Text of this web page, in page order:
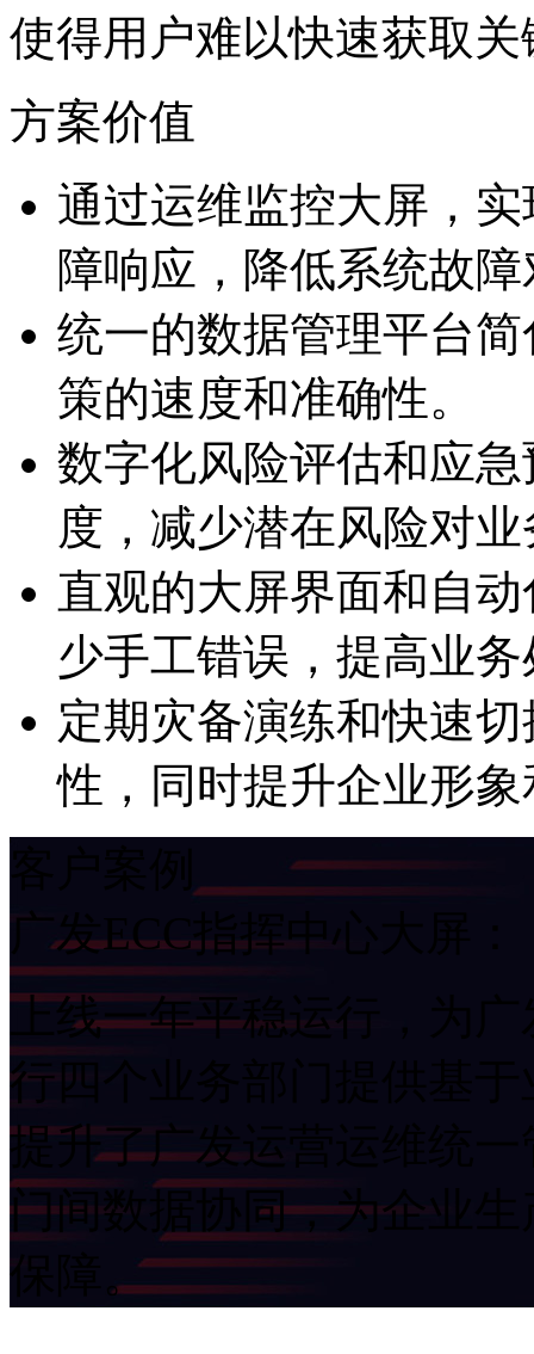
使得用户难以快速获取
方案价值
通过运维监控大屏
障响应，降低系统故
统一的数据管理平台简
策的速度和准确性。
数字化风险评估和应
度，减少潜在风险对
直观的大屏界面和自动
少手工错误，提高业
定期灾备演练和快速
性，同时提升企业形
广发ECC指挥中心大屏：
上线一年平稳运行，为
行四个业务部门提供基于
提升了广发运营运维统一
门间数据协同，为企
保障。